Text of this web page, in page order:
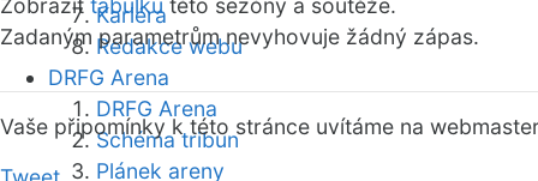
Kariéra
Redakce webu
DRFG Arena
DRFG Arena
Schéma tribun
Plánek areny
Zobrazit tabulku této sezóny a soutěže.
Zadaným parametrům nevyhovuje žádný zápas.
Vaše připomínky k této stránce uvítáme na webmaster